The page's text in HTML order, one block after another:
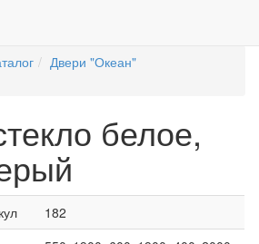
Двери "Океан"
белое,
182